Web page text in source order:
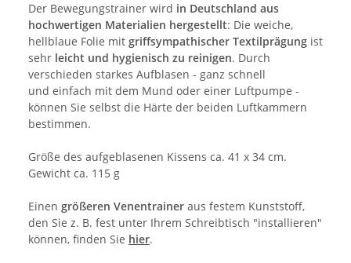
Der Bewegungstrainer wird in Deutschland aus
hochwertigen Materialien hergestellt: Die weiche,
hellblaue Folie mit griffsympathischer Textilprägung ist
sehr leicht und hygienisch zu reinigen. Durch
verschieden starkes Aufblasen - ganz schnell
und einfach mit dem Mund oder einer Luftpumpe -
können Sie selbst die Härte der beiden Luftkammern
bestimmen.
Größe des aufgeblasenen Kissens ca. 41 x 34 cm.
Gewicht ca. 115 g
Einen größeren Venentrainer aus festem Kunststoff,
den Sie z. B. fest unter Ihrem Schreibtisch "installieren"
können, finden Sie hier.